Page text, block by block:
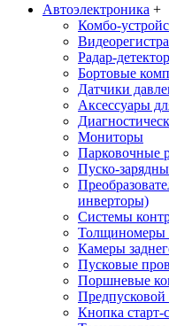
Автоэлектроника +
Комбо-
Радар-
Бортовые
Датчики
Аксессуары
Мониторы
Парковочные
Пуско-
инверторы)
Системы
Толщиномеры
Камеры
Пусковые
Поршневые
Предпусковой
Кнопка старт-